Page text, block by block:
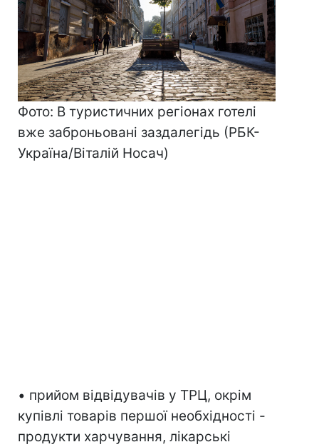
Фото: В туристичних регіонах готелі
вже заброньовані заздалегідь (РБК-
Україна/Віталій Носач)
• прийом відвідувачів у ТРЦ, окрім
купівлі товарів першої необхідності -
продукти харчування, лікарські